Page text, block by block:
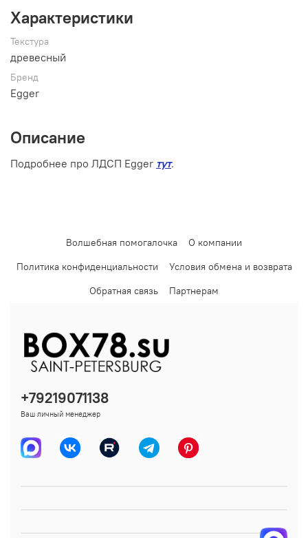
Характеристики
Текстура
древесный
Бренд
Egger
Описание
Подробнее про ЛДСП Egger тут.
Волшебная помогалочка
О компании
Политика конфиденциальности
Условия обмена и возврата
Обратная связь
Партнерам
+79219071138
Ваш личный менеджер